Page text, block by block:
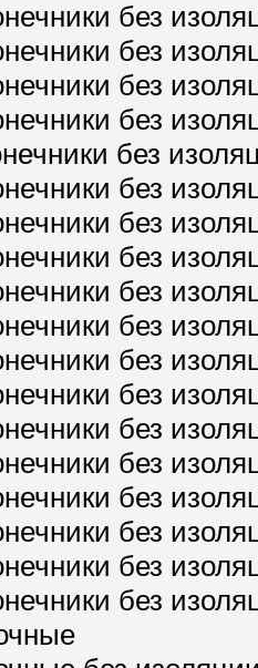
без
без
без
без
без
без
без
без
без
без
без
без
без
без
без
без
без
без